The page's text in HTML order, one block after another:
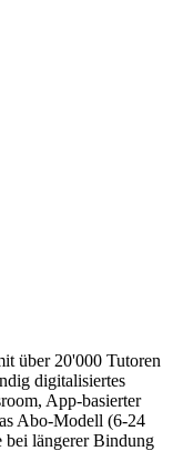
über 20'000 Tutoren
digitalisiertes
App-basierter
Abo-Modell (6-24
bei längerer Bindung